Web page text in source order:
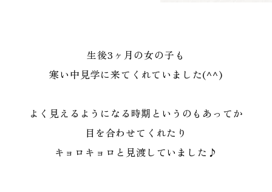
生後3ヶ月の女の子も
寒い中見学に来てくれていました(^^)
よく見えるようになる時期というのもあってか
目を合わせてくれたり
キョロキョロと見渡していました♪